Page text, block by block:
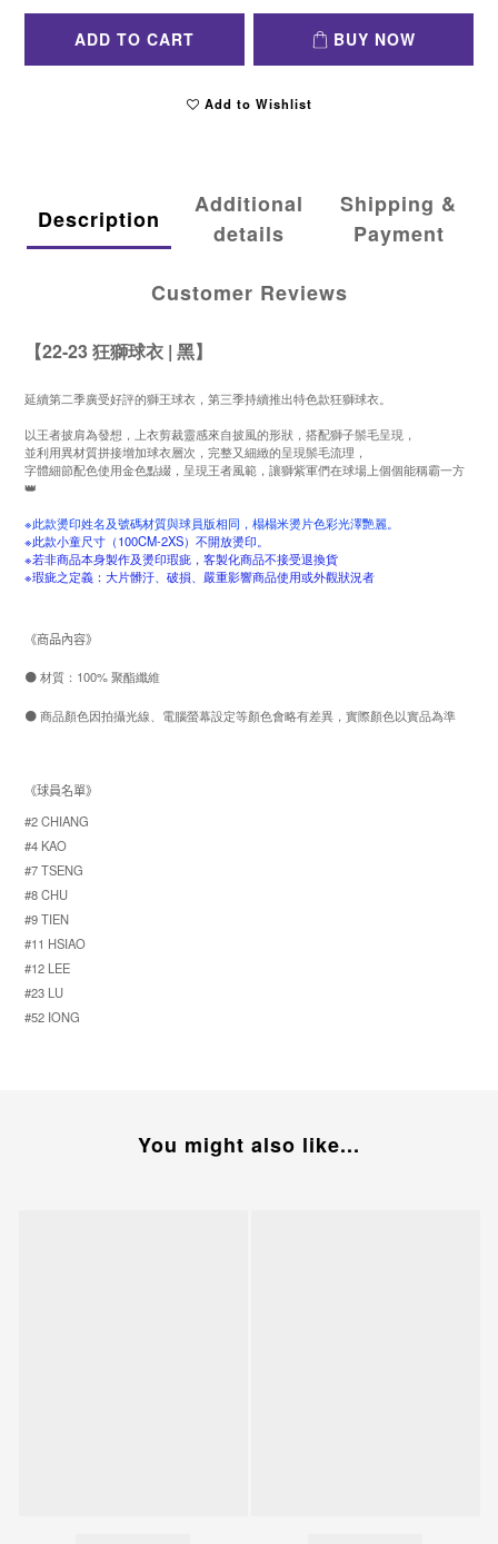
ADD TO CART BUY NOW
Add to Wishlist
Description
Additional
details
Shipping &
Payment
Customer Reviews
【22-23 狂獅球衣 | 黑】
延續第二季廣受好評的獅王球衣，第三季持續推出特色款狂獅球衣。
以王者披肩為發想，上衣剪裁靈感來自披風的形狀，搭配獅子鬃毛呈現，
並利用異材質拼接增加球衣層次，完整又細緻的呈現鬃毛流理，
字體細節配色使用金色點綴，呈現王者風範，讓獅紫軍們在球場上個個能稱霸一方
👑
※此款燙印姓名及號碼材質與球員版相同，榻榻米燙片色彩光澤艷麗。
※此款小童尺寸（100CM-2XS）不開放燙印。
※若非商品本身製作及燙印瑕疵，客製化商品不接受退換貨
※瑕疵之定義：大片髒汙、破損、嚴重影響商品使用或外觀狀況者
《商品內容》
⚫材質：100% 聚酯纖維
⚫商品顏色因拍攝光線、電腦螢幕設定等顏色會略有差異，實際顏色以實品為準
《球員名單》
#2 CHIANG
#4 KAO
#7 TSENG
#8 CHU
#9 TIEN
#11 HSIAO
#12 LEE
#23 LU
#52 IONG
You might also like...